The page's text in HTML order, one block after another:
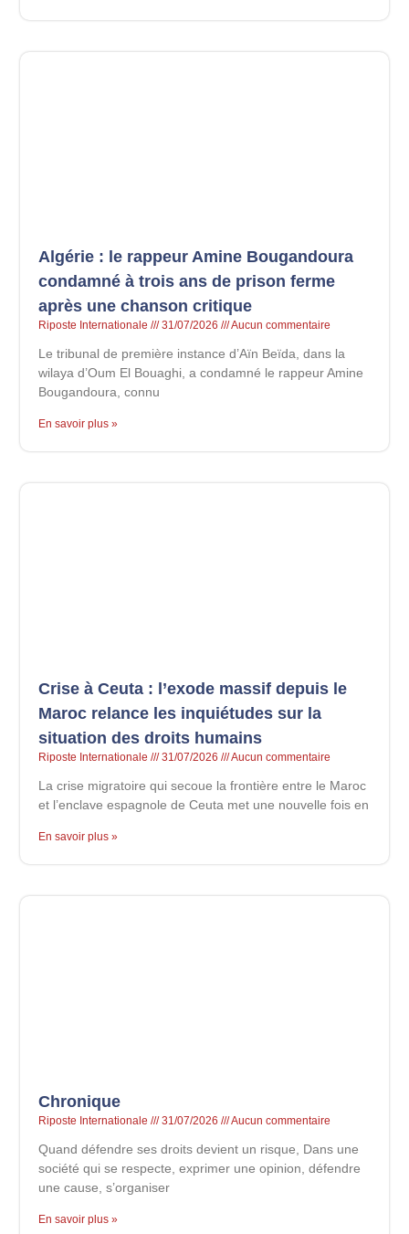
Algérie : le rappeur Amine Bougandoura
condamné à trois ans de prison ferme
après une chanson critique
Riposte Internationale 31/07/2026 Aucun commentaire
Le tribunal de première instance d’Aïn Beïda, dans la
wilaya d’Oum El Bouaghi, a condamné le rappeur Amine
Bougandoura, connu
En savoir plus »
Crise à Ceuta : l’exode massif depuis le
Maroc relance les inquiétudes sur la
situation des droits humains
Riposte Internationale 31/07/2026 Aucun commentaire
La crise migratoire qui secoue la frontière entre le Maroc
et l’enclave espagnole de Ceuta met une nouvelle fois en
En savoir plus »
Chronique
Riposte Internationale 31/07/2026 Aucun commentaire
Quand défendre ses droits devient un risque, Dans une
société qui se respecte, exprimer une opinion, défendre
une cause, s’organiser
En savoir plus »